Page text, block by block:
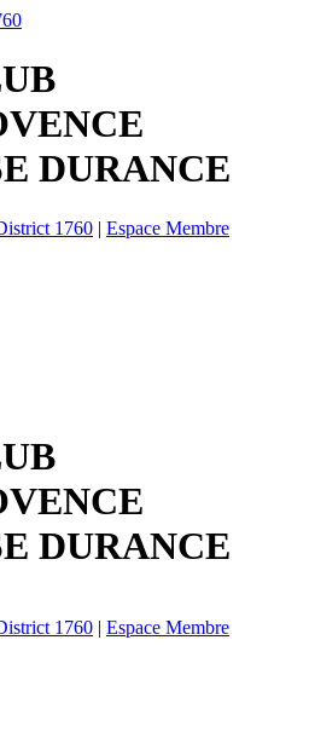
DURANCE
1760 | Espace Membre
DURANCE
1760 | Espace Membre